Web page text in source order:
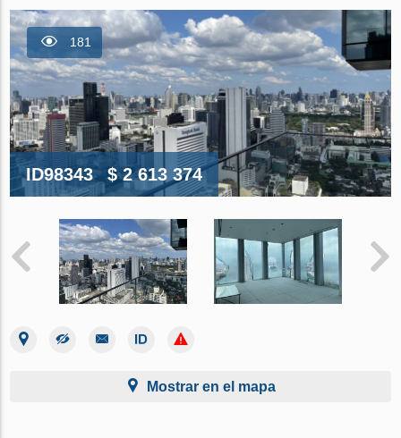
181
ID98343 $ 2 613 374
Mostrar en el mapa